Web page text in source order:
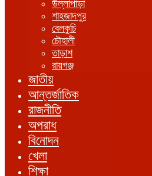
উল্লাপাড়া
শাহজাদপুর
বেলকুচি
চৌহালী
তাড়াশ
রায়গঞ্জ
জাতীয়
আন্তর্জাতিক
রাজনীতি
অপরাধ
বিনোদন
খেলা
শিক্ষা